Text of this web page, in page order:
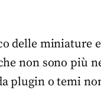
delle miniature
non sono più
plugin o temi